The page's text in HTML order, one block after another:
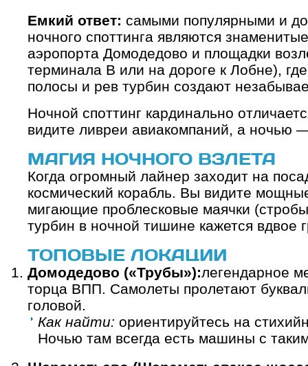
Емкий ответ: самыми популярными и
ночного споттинга являются
аэропорта Домодедово и площадки
терминала B или на дороге к Лобне),
полосы и рев турбин создают
Ночной споттинг кардинально
видите ливреи авиакомпаний, а ночью
МАГИЯ НОЧНОГО ВЗЛЕТА
Когда огромный лайнер заходит на
космический корабль. Вы видите
мигающие проблесковые маячки
турбин в ночной тишине кажется вдвое
ТОПОВЫЕ ЛОКАЦИИ
Домодедово («Трубы»):легендарное
торца ВПП. Самолеты пролетают
головой.
Как найти: ориентируйтесь на
Ночью там всегда есть машины с